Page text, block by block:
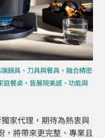
鍋具、刀具與餐具，融合精密
餐桌，皆展現美感、功能與
家代理，期待為熱衷與
，將帶來更完整、專業且